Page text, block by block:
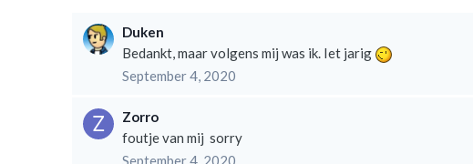
Duken
Bedankt, maar volgens mij was ik. Iet jarig
September 4, 2020
Zorro
foutje van mij sorry
September 4, 2020